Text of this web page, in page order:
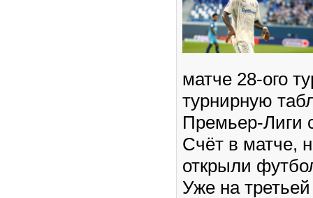
матче 28-ого
турнирную
Премьер-Лиги
Счёт в матче,
открыли
Уже на